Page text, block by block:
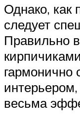
Однако, как
следует
Правильно
гармонично
весьма